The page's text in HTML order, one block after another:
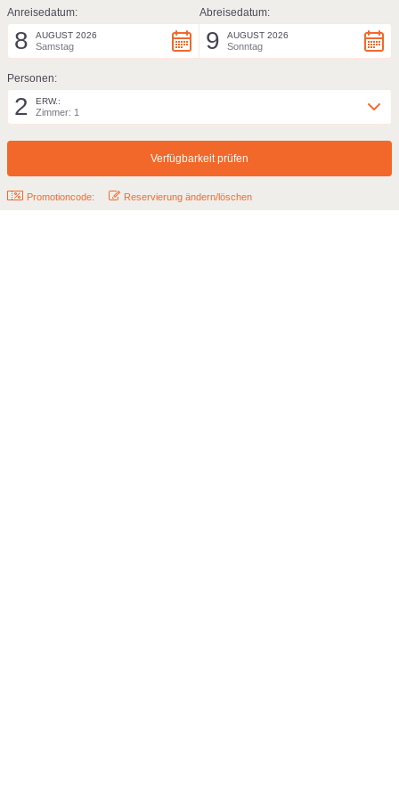
Anreisedatum:
8 AUGUST 2026
Samstag
Abreisedatum:
9 AUGUST 2026
Sonntag
Personen:
2 ERW.:
Zimmer: 1
Promotioncode: Reservierung ändern/löschen